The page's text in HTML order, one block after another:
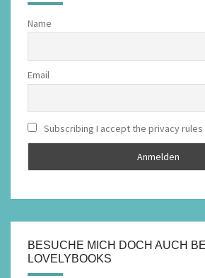
Name
Email
Subscribing I accept the privacy
BESUCHE MICH DOCH AUCH BEI
LOVELYBOOKS